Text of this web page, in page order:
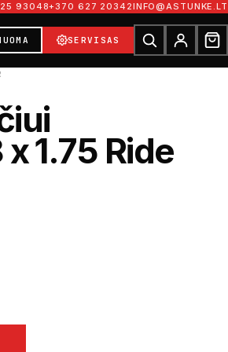
93048+370 627 20342INFO@ASTUNKE.LT
SERVISAS
1.75 Ride